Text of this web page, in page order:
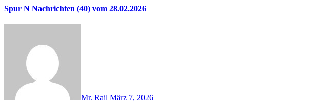
Spur N Nachrichten (40) vom 28.02.2026
Mr. Rail März 7, 2026